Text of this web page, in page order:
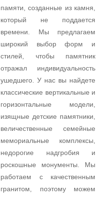
памяти, созданные из камня,
который не поддается
времени. Мы предлагаем
широкий выбор форм и
стилей, чтобы памятник
отражал индивидуальность
ушедшего. У нас вы найдете
классические вертикальные и
горизонтальные модели,
изящные детские памятники,
величественные семейные
мемориальные комплексы,
недорогие надгробия и
роскошные монументы. Мы
работаем с качественным
гранитом, поэтому можем